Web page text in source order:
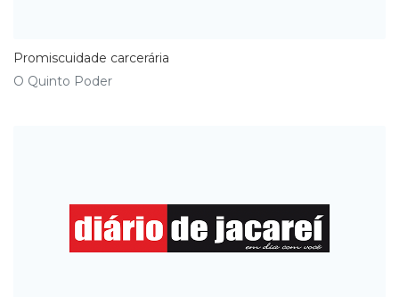
Promiscuidade carcerária
O Quinto Poder